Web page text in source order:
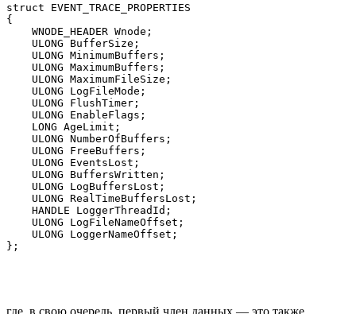
struct EVENT_TRACE_PROPERTIES
{
    WNODE_HEADER Wnode;
    ULONG BufferSize;
    ULONG MinimumBuffers;
    ULONG MaximumBuffers;
    ULONG MaximumFileSize;
    ULONG LogFileMode;
    ULONG FlushTimer;
    ULONG EnableFlags;
    LONG AgeLimit;
    ULONG NumberOfBuffers;
    ULONG FreeBuffers;
    ULONG EventsLost;
    ULONG BuffersWritten;
    ULONG LogBuffersLost;
    ULONG RealTimeBuffersLost;
    HANDLE LoggerThreadId;
    ULONG LogFileNameOffset;
    ULONG LoggerNameOffset;
где, в свою очередь, первый член данных — это также